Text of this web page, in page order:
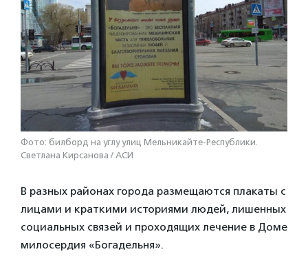
Фото: билборд на углу улиц Мельникайте-Республики.
Светлана Кирсанова / АСИ
В разных районах города размещаются плакаты с
лицами и краткими историями людей, лишенных
социальных связей и проходящих лечение в Доме
милосердия «Богадельня».